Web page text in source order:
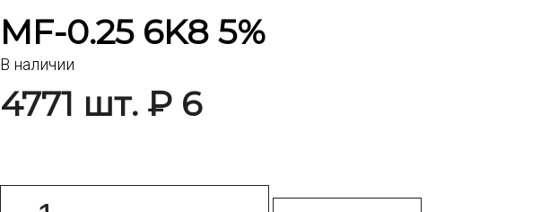
MF-0.25 6K8 5%
В наличии
4771 шт. ₽ 6